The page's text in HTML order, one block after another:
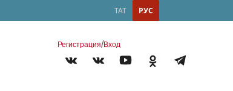
РУС
ТАТ
Регистрация/Вход